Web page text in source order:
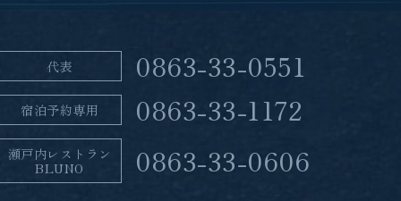
代表 0863-33-0551
宿泊予約専用 0863-33-1172
瀬戸内レストラン
BLUNO
0863-33-0606